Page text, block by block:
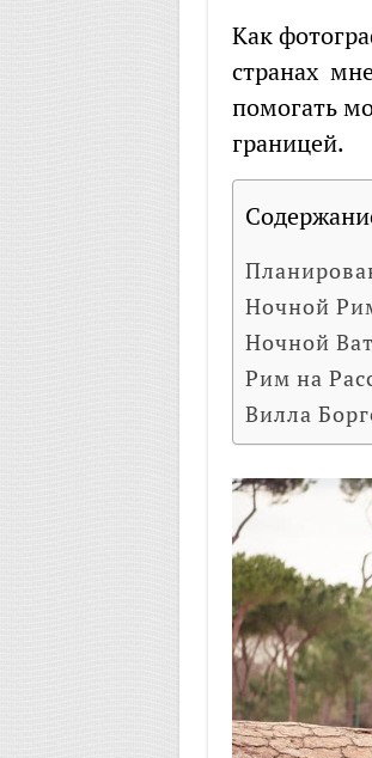
Как
странах
помогать
границей.
Ночной
Ночной
Рим на
Вилла